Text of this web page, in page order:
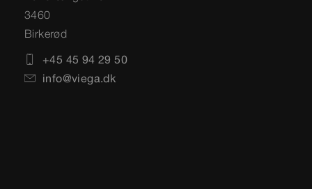
3460
Birkerød
+45 45 94 29 50
info@viega.dk